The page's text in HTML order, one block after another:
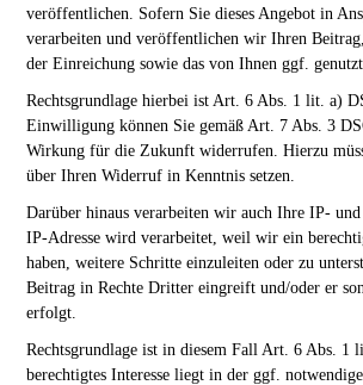
veröffentlichen. Sofern Sie dieses Angebot in
verarbeiten und veröffentlichen wir Ihren
der Einreichung sowie das von Ihnen ggf.
Rechtsgrundlage hierbei ist Art. 6 Abs. 1 lit. a)
Einwilligung können Sie gemäß Art. 7 Abs. 3
Wirkung für die Zukunft widerrufen. Hierzu
über Ihren Widerruf in Kenntnis setzen.
Darüber hinaus verarbeiten wir auch Ihre IP-
IP-Adresse wird verarbeitet, weil wir ein
haben, weitere Schritte einzuleiten oder zu
Beitrag in Rechte Dritter eingreift und/oder er
erfolgt.
Rechtsgrundlage ist in diesem Fall Art. 6 Abs. 1
berechtigtes Interesse liegt in der ggf.